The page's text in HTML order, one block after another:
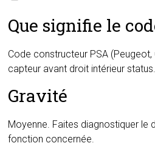
Que signifie le
Code constructeur PSA
capteur avant droit intérieur status.
Gravité
Moyenne. Faites diagnostiquer le
fonction concernée.